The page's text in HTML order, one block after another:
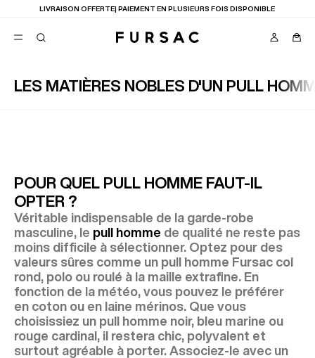
LIVRAISON OFFERTE| PAIEMENT EN PLUSIEURS FOIS DISPONIBLE
LES MATIÈRES NOBLES D'UN PULL
POUR QUEL PULL HOMME FAUT-IL
OPTER ?
Véritable indispensable de la garde-robe
masculine, le pull homme de qualité ne reste pas
moins difficile à sélectionner. Optez pour des
valeurs sûres comme un pull homme Fursac col
rond, polo ou roulé à la maille extrafine. En
fonction de la météo, vous pouvez le préférer
en coton ou en laine mérinos. Que vous
choisissiez un pull homme noir, bleu marine ou
rouge cardinal, il restera chic, polyvalent et
surtout agréable à porter. Associez-le avec un
MEILLEURES VENTES
NOUVELLE COLLECTION
LAST CHANCE